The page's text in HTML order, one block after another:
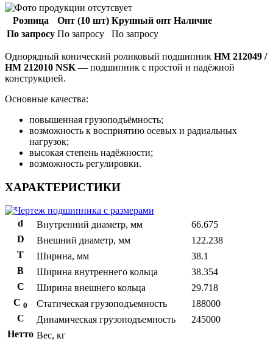
Розница Опт (10 шт) Крупный опт Наличие
По запросу По запросу По запросу
Однорядный конический роликовый подшипник HM 212049 /
HM 212010 NSK — подшипник с простой и надёжной
конструкцией.
Основные качества:
повышенная грузоподъёмность;
возможность к восприятию осевых и радиальных
нагрузок;
высокая степень надёжности;
возможность регулировки.
ХАРАКТЕРИСТИКИ
d Внутренний диаметр, мм
66.675
D
Внешний диаметр, мм
122.238
T
Ширина, мм
38.1
B
Ширина внутреннего кольца
38.354
С
Ширина внешнего кольца
29.718
С 0 Статическая грузоподъемность
188000
C
Динамическая грузоподъемность
245000
Нетто Вес, кг